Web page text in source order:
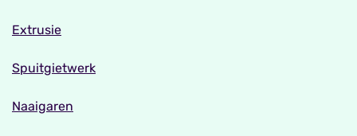
Extrusie
Spuitgietwerk
Naaigaren